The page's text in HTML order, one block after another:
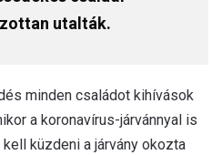
utalták.
minden családot kihívások
a koronavírus-járvánnyal is
küzdeni a járvány okozta